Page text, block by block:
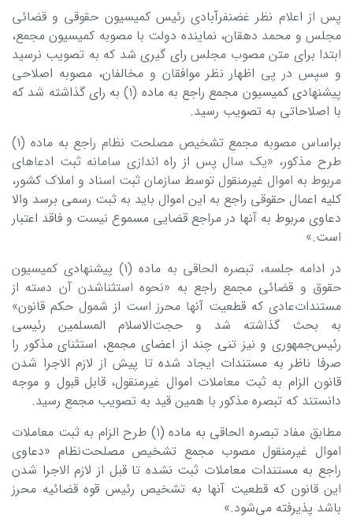
پس از اعلام نظر غضنفرآبادی رئیس کمیسیون حقوقی و قضائی
مجلس و محمد دهقان، نماینده دولت با مصوبه کمیسیون مجمع،
ابتدا برای متن مصوب مجلس رای گیری شد که به تصویب نرسید
و سپس در پی اظهار نظر موافقان و مخالفان، مصوبه اصلاحی
پیشنهادی کمیسیون مجمع راجع به ماده (۱) به رای گذاشته شد که
با اصلاحاتی به تصویب رسید.
براساس مصوبه مجمع تشخیص مصلحت نظام راجع به ماده (۱)‌
طرح مذکور،‌ «یک سال پس از راه اندازی سامانه ثبت‌ ادعاهای
مربوط به اموال غیرمنقول توسط سازمان ثبت‌ اسناد و املاک کشور،
کلیه اعمال حقوقی راجع به این اموال باید به ثبت رسمی برسد والا
دعاوی مربوط به آنها در مراجع قضایی مسموع نیست و فاقد اعتبار
است.»
در ادامه جلسه، تبصره الحاقی به ماده (۱) پیشنهادی کمیسیون
حقوق و قضائی مجمع‌ راجع به «نحوه استثناشدن آن دسته از
مستندات‌عادی که قطعیت آنها محرز است‌ از شمول حکم‌ قانون»
به بحث گذاشته شد و حجت‌الاسلام المسلمین رئیسی
رئیس‌جمهوری و نیز تنی چند از اعضای مجمع، استثنای مذکور را
صرفا ناظر به مستندات ایجاد شده تا پیش از لازم الاجرا شدن
قانون الزام به ثبت معاملات اموال غیرمنقول، قابل قبول و موجه
دانستند که تبصره مذکور با همین قید به تصویب مجمع رسید.
مطابق‌ مفاد تبصره الحاقی به ماده (۱) طرح الزام به ثبت معاملات
اموال غیرمنقول مصوب مجمع تشخیص مصلحت‌نظام «دعاوی
راجع به مستندات معاملات ثبت‌ نشده تا قبل از لازم الاجرا شدن
این قانون که قطعیت آنها به تشخیص رئیس قوه‌ قضائیه محرز
باشد پذیرفته می‌شود.»